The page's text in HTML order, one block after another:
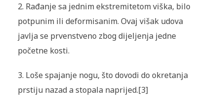
2. Rađanje sa jednim ekstremitetom viška, bilo
potpunim ili deformisanim. Ovaj višak udova
javlja se prvenstveno zbog dijeljenja jedne
početne kosti.
3. Loše spajanje nogu, što dovodi do okretanja
prstiju nazad a stopala naprijed.[3]